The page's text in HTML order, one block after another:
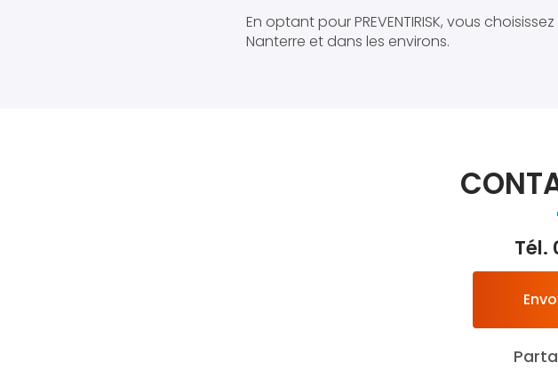
En optant pour PREVENTIRISK, vous
Nanterre et dans les environs.
Tél.